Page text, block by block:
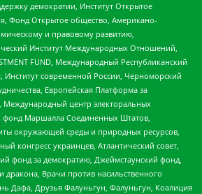
демократии, Институт Открытое
Фонд Открытое общество, Американо-
и правовому развитию,
Институт Международных Отношений,
FUND, Международный Республиканский
Институт современной России, Черноморский
Европейская Платформа за
центр электоральных
фонд Маршалла Соединенных Штатов,
окружающей среды и природных ресурсов,
конгресс украинцев, Атлантический совет,
фонд за демократию, Джеймстаунский фонд,
Врачи против насильственного
Дафа, Друзья Фалуньгун, Фалуньгун, Коалиция